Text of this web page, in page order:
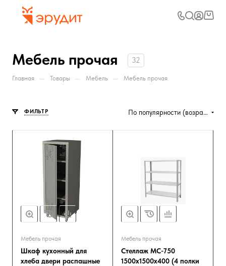
Мебель прочая 32
Главная — Товары — Мебель — Мебель прочая
ФИЛЬТР По популярности (возрастание)
Мебель прочая
Шкаф кухонный для
хлеба двери распашные
Мебель прочая
Стеллаж МС-750
1500х1500х400 (4 полки